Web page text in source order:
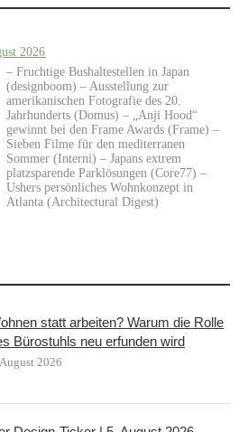
2026
– Fruchtige Bushaltestellen in Japan
(designboom) – Ausstellung zur
amerikanischen Fotografie des 20.
Jahrhunderts (Domus) – „Anji Hood“
gewinnt bei den Frame Awards (Frame) –
Sieben Filme für den mediterranen
Sommer (Interni) – Japans extrem
platzsparende Parklösungen (Core77) –
Ushers persönliches Wohnkonzept in
Atlanta (Architectural Digest)
statt arbeiten? Warum die Rolle
Bürostuhls neu erfunden wird
2026